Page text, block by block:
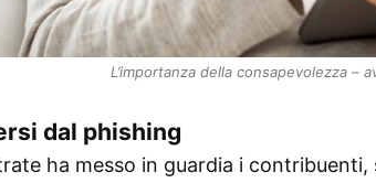
L’importanza della consapevolezza –
dal phishing
ha messo in guardia i